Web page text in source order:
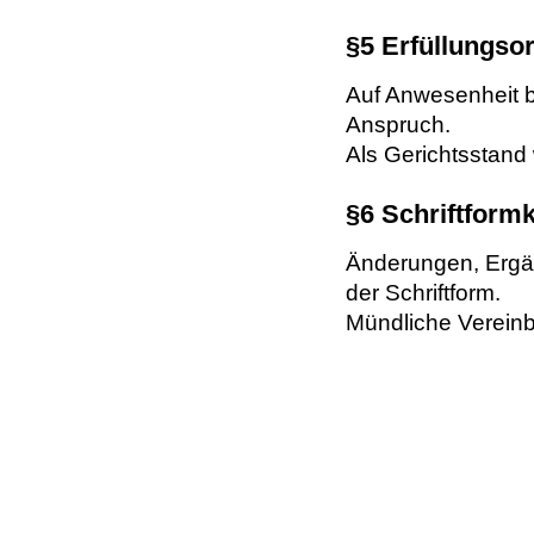
§5
Auf Anwesenheit
Anspruch.
Als
§6
Änderungen,
der Schriftform.
Mündliche